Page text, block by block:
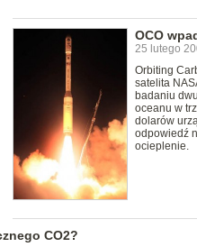
OCO
25 lutego
Orbiting
satelita
badaniu
oceanu w
dolarów
odpowiedź
ocieplenie.
CO2?